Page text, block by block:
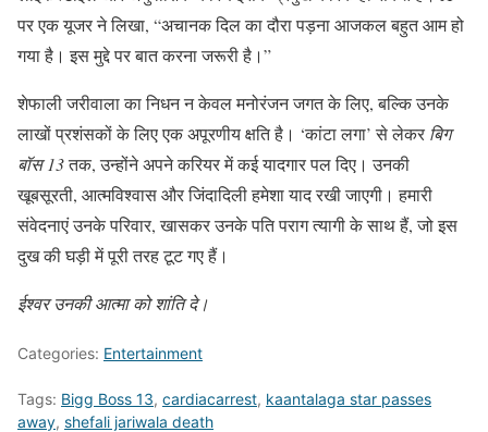
पर एक यूजर ने लिखा, “अचानक दिल का दौरा पड़ना आजकल बहुत आम हो
गया है। इस मुद्दे पर बात करना जरूरी है।”
शेफाली जरीवाला का निधन न केवल मनोरंजन जगत के लिए, बल्कि उनके
लाखों प्रशंसकों के लिए एक अपूरणीय क्षति है। ‘कांटा लगा’ से लेकर बिग
बॉस 13तक, उन्होंने अपने करियर में कई यादगार पल दिए। उनकी
खूबसूरती, आत्मविश्वास और जिंदादिली हमेशा याद रखी जाएगी। हमारी
संवेदनाएं उनके परिवार, खासकर उनके पति पराग त्यागी के साथ हैं, जो इस
दुख की घड़ी में पूरी तरह टूट गए हैं।
ईश्वर उनकी आत्मा को शांति दे।
Categories: Entertainment
Tags: Bigg Boss 13, cardiacarrest, kaantalaga star passes
away, shefali jariwala death